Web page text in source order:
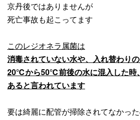
京丹後ではありませんが
死亡事故も起こってます
このレジオネラ属菌は
消毒されていない水や、入れ替わり
20℃から50℃前後の水に混入した時
あると言われています
要は綺麗に配管が掃除されてなかっ